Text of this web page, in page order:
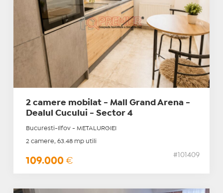
2 camere mobilat - Mall Grand Arena -
Dealul Cucului - Sector 4
Bucuresti-Ilfov - METALURGIEI
2 camere, 63.48 mp utili
109.000 €
#101409